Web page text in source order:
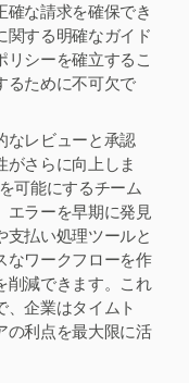
な請求を確保でき
関する明確なガイド
リシーを確立するこ
るために不可欠で
なレビューと承認
がさらに向上しま
可能にするチーム
エラーを早期に発見
支払い処理ツールと
なワークフローを作
削減できます。これ
、企業はタイムト
の利点を最大限に活